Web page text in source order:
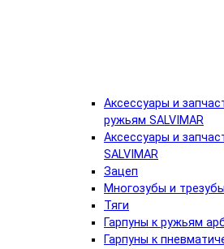
Аксессуары и
ружьям SALVIMAR
Аксессуары и
SALVIMAR
Зацеп
Многозубы и
Тяги
Гарпуны к ружьям
Гарпуны к